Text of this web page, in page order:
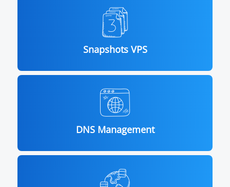
Snapshots VPS
DNS Management